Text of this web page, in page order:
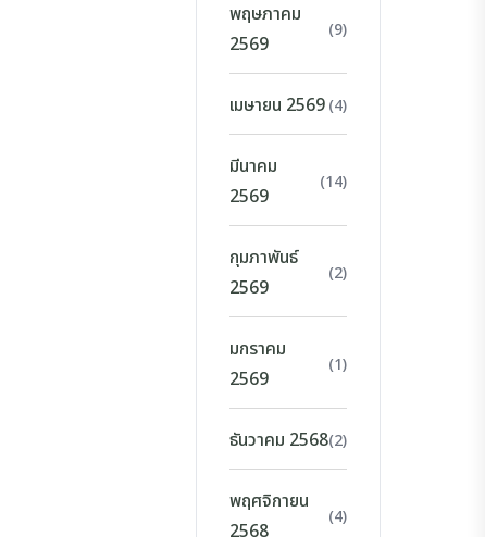
พฤษภาคม
2569
(9)
เมษายน 2569(4)
มีนาคม
2569
(14)
กุมภาพันธ์
2569
(2)
มกราคม
2569
(1)
ธันวาคม 2568(2)
พฤศจิกายน
2568
(4)